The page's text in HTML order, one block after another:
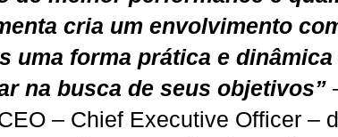
cria um envolvimento
uma forma prática e
na busca de seus objetivos”
– Chief Executive Officer –